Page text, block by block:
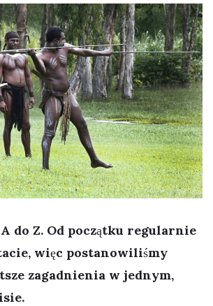
do Z. Od początku regularnie
więc postanowiliśmy
zagadnienia w jednym,